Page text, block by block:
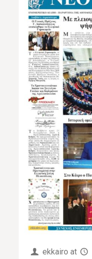
ekkairo at